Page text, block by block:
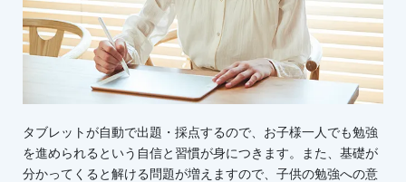
タブレットが自動で出題・採点するので、お子様一人でも勉強
を進められるという自信と習慣が身につきます。また、基礎が
分かってくると解ける問題が増えますので、子供の勉強への意